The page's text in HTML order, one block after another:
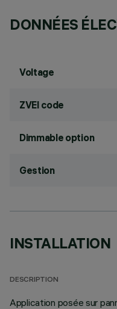
DONNÉES
Voltage
ZVEI code
Dimmable option
Gestion
INSTALLATION
DESCRIPTION
Application posée sur